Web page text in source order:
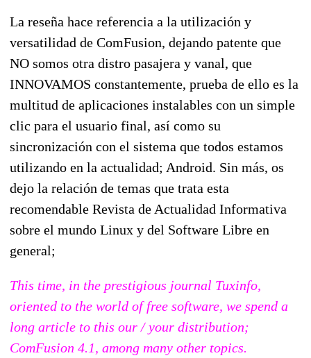
La reseña hace referencia a la utilización y
versatilidad de ComFusion, dejando patente que
NO somos otra distro pasajera y vanal, que
INNOVAMOS constantemente, prueba de ello es la
multitud de aplicaciones instalables con un simple
clic para el usuario final, así como su
sincronización con el sistema que todos estamos
utilizando en la actualidad; Android. Sin más, os
dejo la relación de temas que trata esta
recomendable Revista de Actualidad Informativa
sobre el mundo Linux y del Software Libre en
general;
This time, in the prestigious journal Tuxinfo,
oriented to the world of free software, we spend a
long article to this our / your distribution;
ComFusion 4.1, among many other topics.